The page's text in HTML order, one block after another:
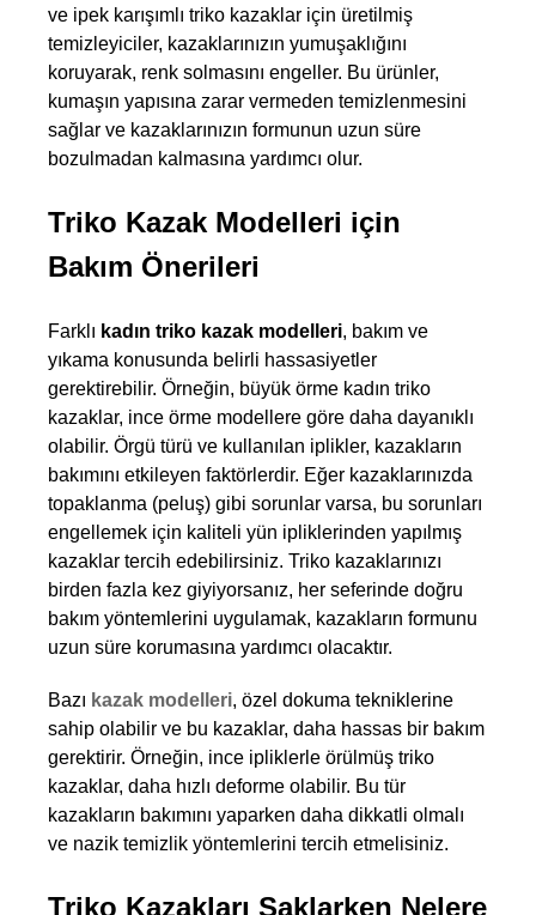
ve ipek karışımlı triko kazaklar için üretilmiş
temizleyiciler, kazaklarınızın yumuşaklığını
koruyarak, renk solmasını engeller. Bu ürünler,
kumaşın yapısına zarar vermeden temizlenmesini
sağlar ve kazaklarınızın formunun uzun süre
bozulmadan kalmasına yardımcı olur.
Triko Kazak Modelleri için
Bakım Önerileri
Farklı kadın triko kazak modelleri, bakım ve
yıkama konusunda belirli hassasiyetler
gerektirebilir. Örneğin, büyük örme kadın triko
kazaklar, ince örme modellere göre daha dayanıklı
olabilir. Örgü türü ve kullanılan iplikler, kazakların
bakımını etkileyen faktörlerdir. Eğer kazaklarınızda
topaklanma (peluş) gibi sorunlar varsa, bu sorunları
engellemek için kaliteli yün ipliklerinden yapılmış
kazaklar tercih edebilirsiniz. Triko kazaklarınızı
birden fazla kez giyiyorsanız, her seferinde doğru
bakım yöntemlerini uygulamak, kazakların formunu
uzun süre korumasına yardımcı olacaktır.
Bazı kazak modelleri, özel dokuma tekniklerine
sahip olabilir ve bu kazaklar, daha hassas bir bakım
gerektirir. Örneğin, ince ipliklerle örülmüş triko
kazaklar, daha hızlı deforme olabilir. Bu tür
kazakların bakımını yaparken daha dikkatli olmalı
ve nazik temizlik yöntemlerini tercih etmelisiniz.
Triko Kazakları Saklarken Nelere